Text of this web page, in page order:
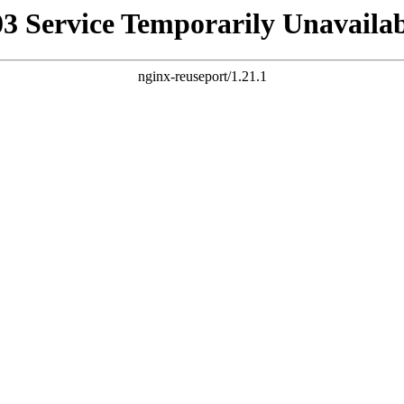
Service Temporarily
nginx-reuseport/1.21.1